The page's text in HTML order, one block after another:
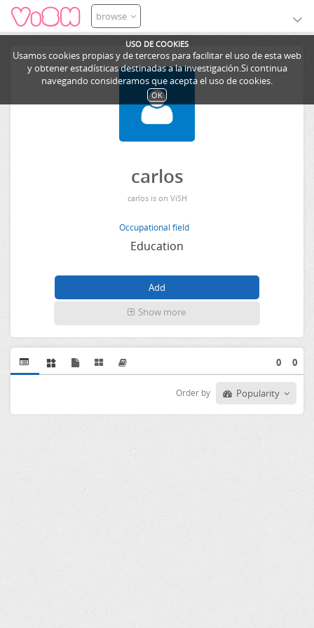
USO DE COOKIES
Usamos cookies propias y de terceros para facilitar el uso de esta web
y obtener estadísticas destinadas a la investigación.Si continua
navegando consideramos que acepta el uso de cookies.
OK
browse
carlos
carlos is on ViSH
Occupational field
Education
Show more
0
0
Order by Popularity